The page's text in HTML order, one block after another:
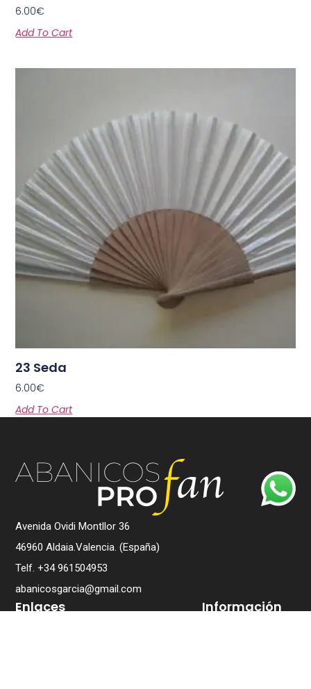
6.00€
Add To Cart
23 Seda
6.00€
Add To Cart
Avenida Ovidi Montllor 36
46960 Aldaia.Valencia. (España)
Telf. +34 961504953
abanicosgarcia@gmail.com
Enlaces Información